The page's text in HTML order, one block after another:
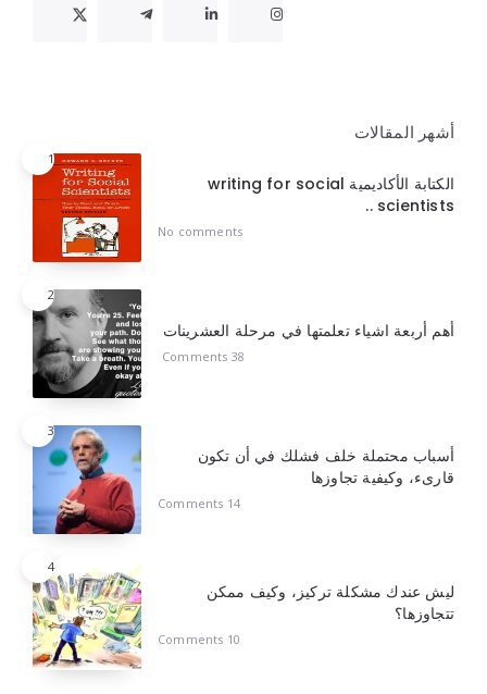
أشهر المقالات
1
الكتابة الأكاديمية writing for social
scientists ..
No comments
2
أهم أربعة اشياء تعلمتها في مرحلة العشرينات
38 Comments
3
أسباب محتملة خلف فشلك في أن تكون
قارىء، وكيفية تجاوزها
14 Comments
4
ليش عندك مشكلة تركيز، وكيف ممكن
تتجاوزها؟
10 Comments